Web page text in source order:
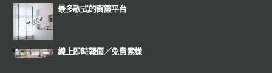
最多款式的窗簾平台
線上即時報價／免費索樣